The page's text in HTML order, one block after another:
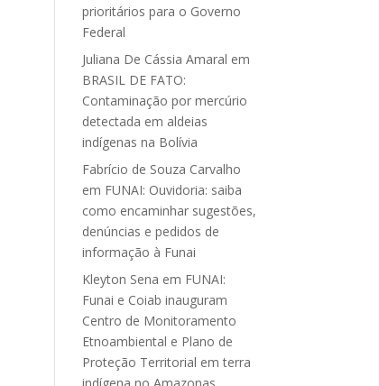
prioritários para o Governo
Federal
Juliana De Cássia Amaral em
BRASIL DE FATO:
Contaminação por mercúrio
detectada em aldeias
indígenas na Bolívia
Fabrício de Souza Carvalho
em FUNAI: Ouvidoria: saiba
como encaminhar sugestões,
denúncias e pedidos de
informação à Funai
Kleyton Sena em FUNAI:
Funai e Coiab inauguram
Centro de Monitoramento
Etnoambiental e Plano de
Proteção Territorial em terra